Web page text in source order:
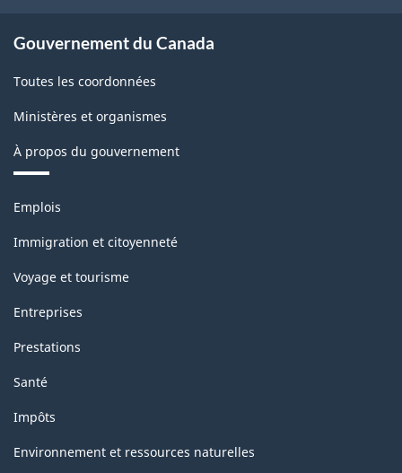
Gouvernement du Canada
Toutes les coordonnées
Ministères et organismes
À propos du gouvernement
Thèmes
sujets
Emplois
Immigration et citoyenneté
Voyage et tourisme
Entreprises
Prestations
Santé
Impôts
Environnement et ressources naturelles